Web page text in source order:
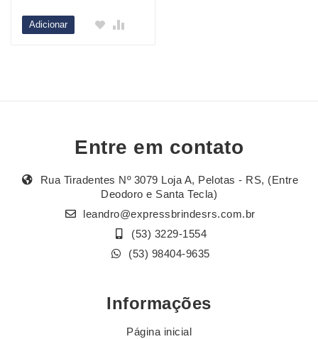
Adicionar
Entre em contato
Rua Tiradentes Nº 3079 Loja A, Pelotas - RS, (Entre
Deodoro e Santa Tecla)
leandro@expressbrindesrs.com.br
(53) 3229-1554
(53) 98404-9635
Informações
Página inicial